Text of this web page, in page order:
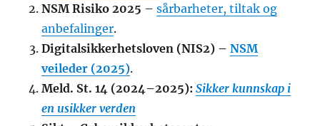
NSM Risiko 2025 –sårbarheter, tiltak og
anbefalinger.
Digitalsikkerhetsloven (NIS2) –NSM
veileder (2025).
Meld. St. 14 (2024–2025):Sikker kunnskap i
en usikker verden